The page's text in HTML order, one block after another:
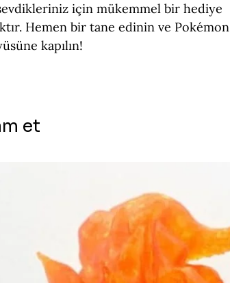
için mükemmel bir hediye
Hemen bir tane edinin ve Pokémon
kapılın!
et